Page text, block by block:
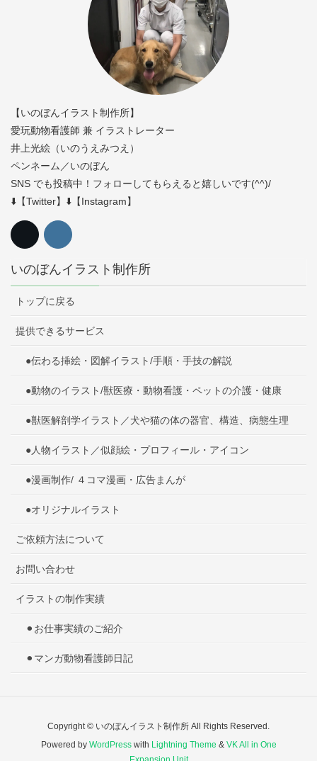
【いのぼんイラスト制作所】
愛玩動物看護師 兼 イラストレーター
井上光絵（いのうえみつえ）
ペンネーム／いのぼん
SNS でも投稿中！フォローしてもらえると嬉しいです(^^)/
⬇️【Twitter】⬇️【Instagram】
いのぼんイラスト制作所
トップに戻る
提供できるサービス
●伝わる挿絵・図解イラスト/手順・手技の解説
●動物のイラスト/獣医療・動物看護・ペットの介護・健康
●獣医解剖学イラスト／犬や猫の体の器官、構造、病態生理
●人物イラスト／似顔絵・プロフィール・アイコン
●漫画制作/ ４コマ漫画・広告まんが
●オリジナルイラスト
ご依頼方法について
お問い合わせ
イラストの制作実績
⚫︎お仕事実績のご紹介
⚫︎マンガ動物看護師日記
Copyright © いのぼんイラスト制作所 All Rights Reserved.
Powered by WordPresswith Lightning Theme & VK All in One